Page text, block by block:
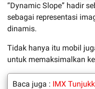
“Dynamic Slope” hadir
sebagai representasi
dinamis.
Tidak hanya itu mobil
untuk memaksimalkan
Baca juga : IMX